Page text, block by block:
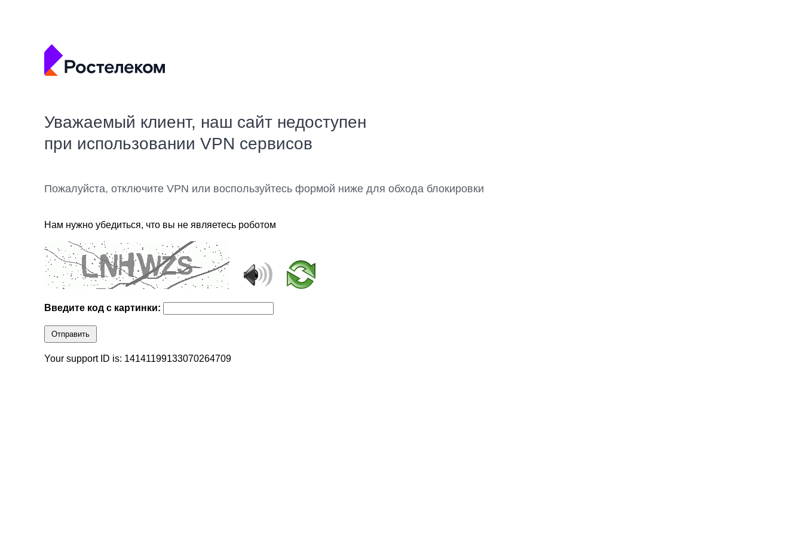
Уважаемый клиент, наш сайт недоступен
при использовании VPN сервисов
Пожалуйста, отключите VPN или воспользуйтесь формой ниже для обхода блокировки
Нам нужно убедиться, что вы не являетесь роботом
Введите код с картинки:
Отправить
Your support ID is: 14141199133070264709